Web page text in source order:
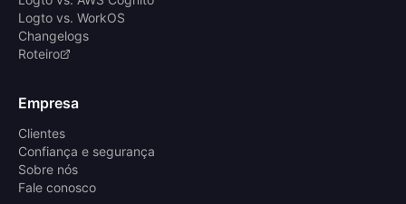
Logto vs. WorkOS
Changelogs
Roteiro
Empresa
Clientes
Confiança e segurança
Sobre nós
Fale conosco